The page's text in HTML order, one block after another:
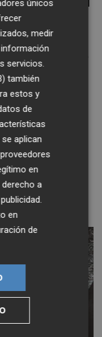
de la
Land Rover.
y el sistema
muestran
y, este
la radio
una pantalla
de la
exhibe el
Grey.
únicos
medir
servicios.
también
estos y
de
aplican
en
a
.
en
de